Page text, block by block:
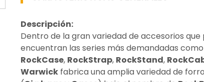
Descripción:
Dentro de la gran variedad de accesorios que
encuentran las series más demandadas como
RockCase, RockStrap, RockStand,
Warwick fabrica una amplia variedad de